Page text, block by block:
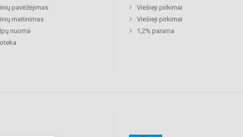
pavėžėjimas
maitinimas
nuoma
Viešieji pirkimai
Viešieji pirkimai
1,2% parama